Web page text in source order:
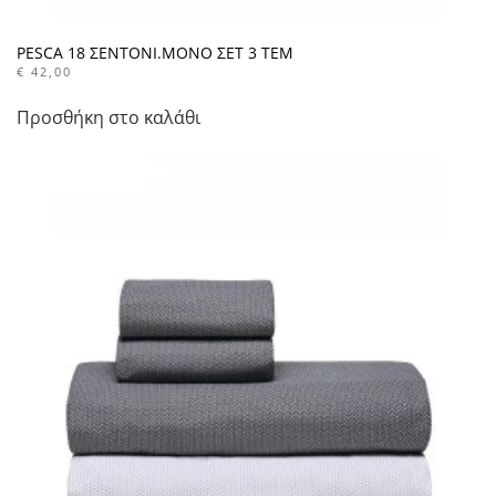
PESCA 18 ΣΕΝΤΟΝΙ.ΜΟΝΟ ΣΕΤ 3 ΤΕΜ
€ 42,00
Προσθήκη στο καλάθι